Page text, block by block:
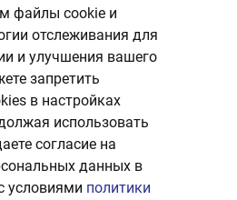
файлы cookie и
отслеживания для
и улучшения вашего
запретить
в настройках
использовать
согласие на
данных в
условиями политики